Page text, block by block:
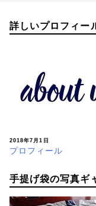
詳しいプロフィー
2018年7月1日
プロフィール
手提げ袋の写真ギ